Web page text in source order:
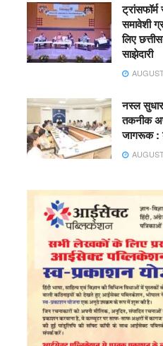
समावेशी
लिए
साझेदारी
नस्ल
तकनीक
जागरूक :